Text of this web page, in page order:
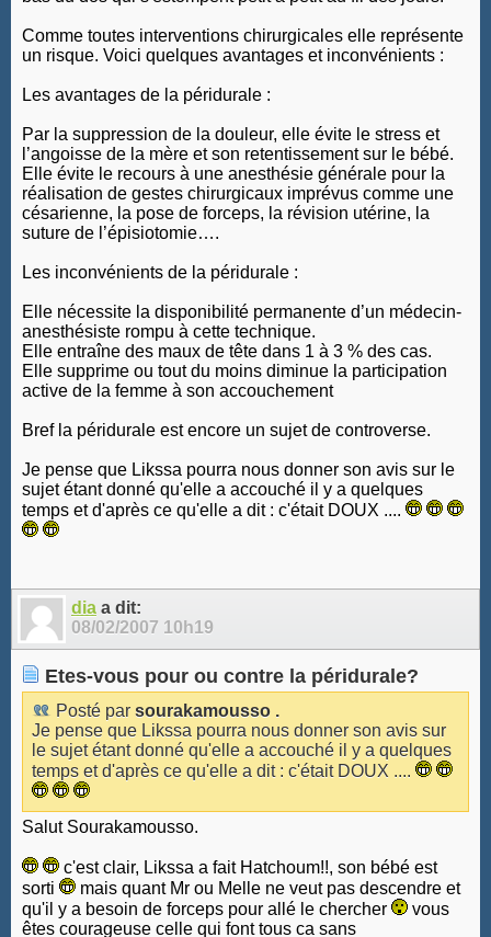
Comme toutes interventions chirurgicales elle représente
un risque. Voici quelques avantages et inconvénients :
Les avantages de la péridurale :
Par la suppression de la douleur, elle évite le stress et
l’angoisse de la mère et son retentissement sur le bébé.
Elle évite le recours à une anesthésie générale pour la
réalisation de gestes chirurgicaux imprévus comme une
césarienne, la pose de forceps, la révision utérine, la
suture de l’épisiotomie….
Les inconvénients de la péridurale :
Elle nécessite la disponibilité permanente d’un médecin-
anesthésiste rompu à cette technique.
Elle entraîne des maux de tête dans 1 à 3 % des cas.
Elle supprime ou tout du moins diminue la participation
active de la femme à son accouchement
Bref la péridurale est encore un sujet de controverse.
Je pense que Likssa pourra nous donner son avis sur le
sujet étant donné qu'elle a accouché il y a quelques
temps et d'après ce qu'elle a dit : c'était DOUX ....
dia a dit:
08/02/2007 10h19
Etes-vous pour ou contre la péridurale?
Posté par sourakamousso .
Je pense que Likssa pourra nous donner son avis sur
le sujet étant donné qu'elle a accouché il y a quelques
temps et d'après ce qu'elle a dit : c'était DOUX ....
Salut Sourakamousso.
c'est clair, Likssa a fait Hatchoum!!, son bébé est
sorti
mais quant Mr ou Melle ne veut pas descendre et
qu'il y a besoin de forceps pour allé le chercher
vous
êtes courageuse celle qui font tous ca sans